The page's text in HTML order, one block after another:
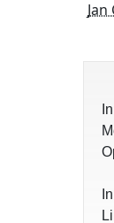
Jan